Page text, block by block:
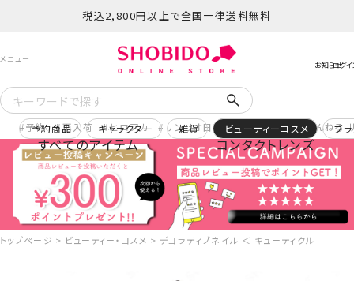
税込2,800円以上で全国一律送料無料
予約 再入荷 ヒロアカ サンリオ日焼け コスメヲタちゃんねる
すべてのアイテム コンタクトレンズ
予約商品 キャラクター 雑貨 ビューティーコスメ ブ
トップページ ビューティー・コスメ デコラティブネイル ＜ キューティクルジェル